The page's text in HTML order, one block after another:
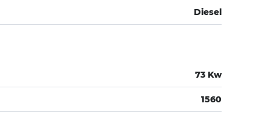
Diesel
73 Kw
1560